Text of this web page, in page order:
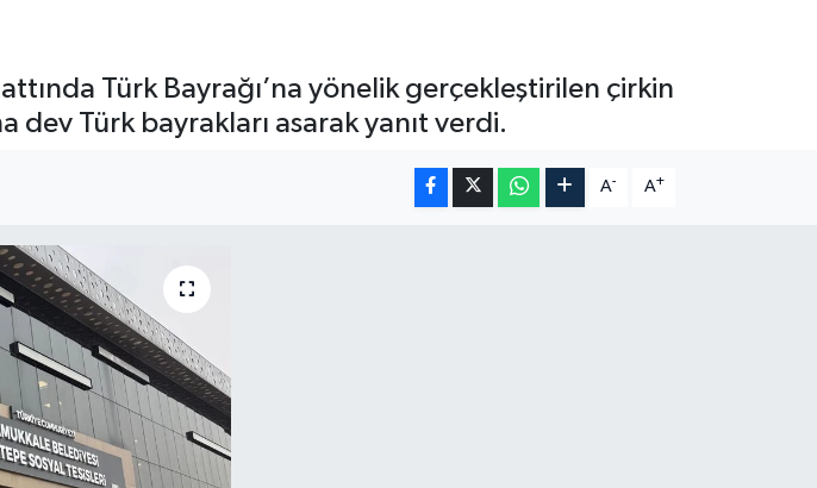
Türk Bayrağı’na yönelik gerçekleştirilen çirkin
dev Türk bayrakları asarak yanıt verdi.
A- A+